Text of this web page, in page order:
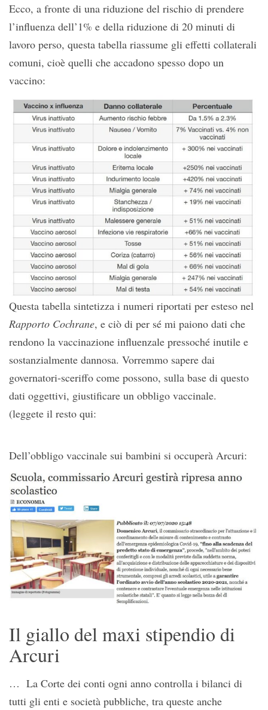
Ecco, a fronte di una riduzione del rischio di prendere
l’influenza dell’1% e della riduzione di 20 minuti di
lavoro perso, questa tabella riassume gli effetti collaterali
comuni, cioè quelli che accadono spesso dopo un
vaccino:
Questa tabella sintetizza i numeri riportati per esteso nel
Rapporto Cochrane, e ciò di per sé mi paiono dati che
rendono la vaccinazione influenzale pressoché inutile e
sostanzialmente dannosa. Vorremmo sapere dai
governatori-sceriffo come possono, sulla base di questo
dati oggettivi, giustificare un obbligo vaccinale.
(leggete il resto qui:
Dell’obbligo vaccinale sui bambini si occuperà Arcuri:
Il giallo del maxi stipendio di
Arcuri
… La Corte dei conti ogni anno controlla i bilanci di
tutti gli enti e società pubbliche, tra queste anche